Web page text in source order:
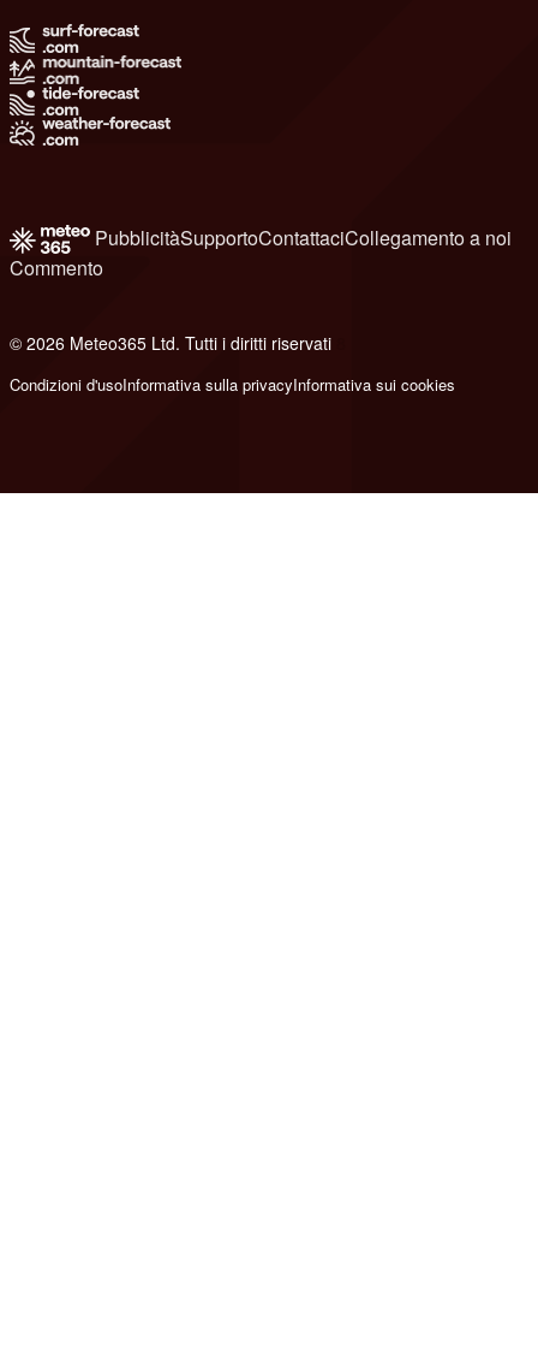
PubblicitàSupportoContattaciCollegamento a noi
Commento
© 2026 Meteo365 Ltd. Tutti i diritti riservati
Condizioni d'usoInformativa sulla privacyInformativa sui cookies